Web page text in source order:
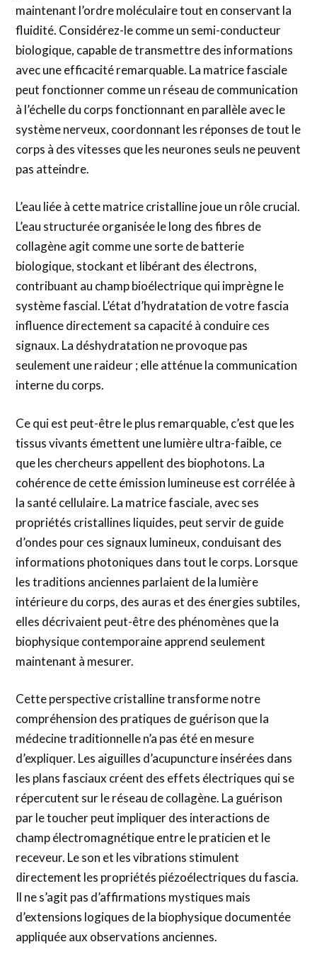
maintenant l’ordre moléculaire tout en conservant la
fluidité. Considérez-le comme un semi-conducteur
biologique, capable de transmettre des informations
avec une efficacité remarquable. La matrice fasciale
peut fonctionner comme un réseau de communication
à l’échelle du corps fonctionnant en parallèle avec le
système nerveux, coordonnant les réponses de tout le
corps à des vitesses que les neurones seuls ne peuvent
pas atteindre.
L’eau liée à cette matrice cristalline joue un rôle crucial.
L’eau structurée organisée le long des fibres de
collagène agit comme une sorte de batterie
biologique, stockant et libérant des électrons,
contribuant au champ bioélectrique qui imprègne le
système fascial. L’état d’hydratation de votre fascia
influence directement sa capacité à conduire ces
signaux. La déshydratation ne provoque pas
seulement une raideur ; elle atténue la communication
interne du corps.
Ce qui est peut-être le plus remarquable, c’est que les
tissus vivants émettent une lumière ultra-faible, ce
que les chercheurs appellent des biophotons. La
cohérence de cette émission lumineuse est corrélée à
la santé cellulaire. La matrice fasciale, avec ses
propriétés cristallines liquides, peut servir de guide
d’ondes pour ces signaux lumineux, conduisant des
informations photoniques dans tout le corps. Lorsque
les traditions anciennes parlaient de la lumière
intérieure du corps, des auras et des énergies subtiles,
elles décrivaient peut-être des phénomènes que la
biophysique contemporaine apprend seulement
maintenant à mesurer.
Cette perspective cristalline transforme notre
compréhension des pratiques de guérison que la
médecine traditionnelle n’a pas été en mesure
d’expliquer. Les aiguilles d’acupuncture insérées dans
les plans fasciaux créent des effets électriques qui se
répercutent sur le réseau de collagène. La guérison
par le toucher peut impliquer des interactions de
champ électromagnétique entre le praticien et le
receveur. Le son et les vibrations stimulent
directement les propriétés piézoélectriques du fascia.
Il ne s’agit pas d’affirmations mystiques mais
d’extensions logiques de la biophysique documentée
appliquée aux observations anciennes.